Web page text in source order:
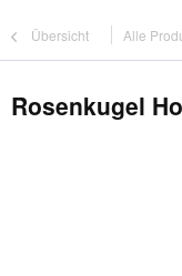
Übersicht Alle
Rosenkugel